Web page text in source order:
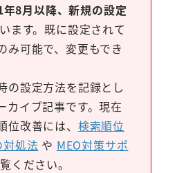
8月以降、新規の設定
ます。既に設定されて
み可能で、変更もでき
の設定方法を記録とし
カイブ記事です。現在
改善には、 検索順位
処法 や MEO対策サポ
ください。